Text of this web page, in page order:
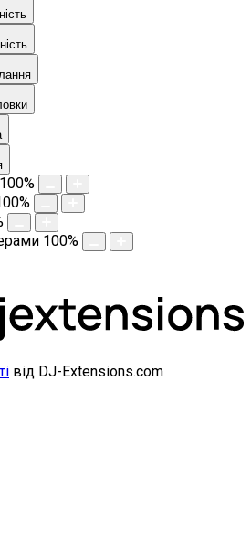
100%
%
100%
від DJ-Extensions.com